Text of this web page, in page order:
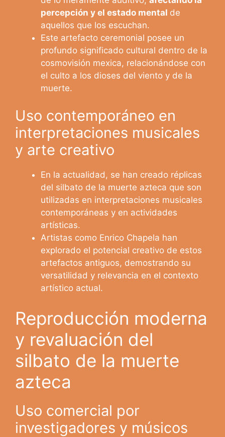
percepción y el estado mental de
aquellos que los escuchan.
Este artefacto ceremonial posee un
profundo significado cultural dentro de la
cosmovisión mexica, relacionándose con
el culto a los dioses del viento y de la
muerte.
Uso contemporáneo en
interpretaciones musicales
y arte creativo
En la actualidad, se han creado réplicas
del silbato de la muerte azteca que son
utilizadas en interpretaciones musicales
contemporáneas y en actividades
artísticas.
Artistas como Enrico Chapela han
explorado el potencial creativo de estos
artefactos antiguos, demostrando su
versatilidad y relevancia en el contexto
artístico actual.
Reproducción moderna
y revaluación del
silbato de la muerte
azteca
Uso comercial por
investigadores y músicos